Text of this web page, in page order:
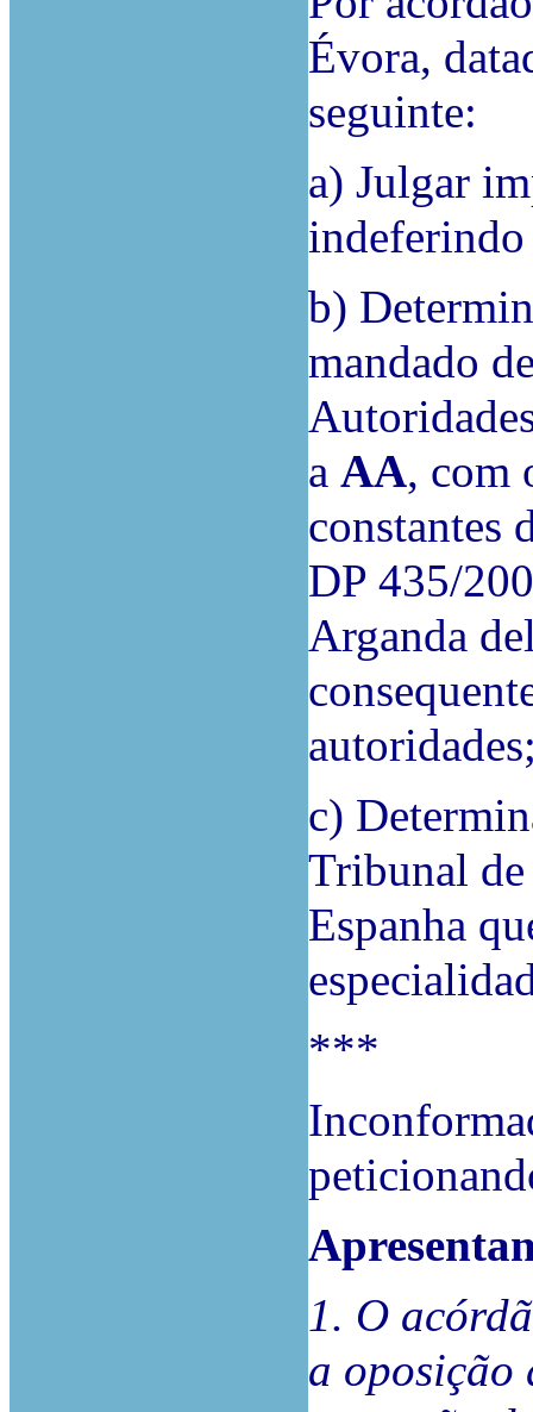
Évora,
seguinte:
a) Julgar
b)
mandado
a AA, com
constantes
DP 435/
Arganda
c)
Tribunal
Espanha
***
1. O
a oposição